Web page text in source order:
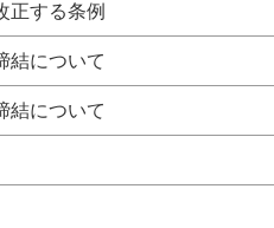
正する条例
結について
結について